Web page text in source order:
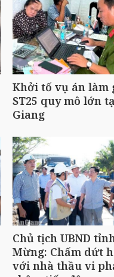
Khởi tố vụ án làm
ST25 quy mô lớn
Giang
Chủ tịch UBND
Mừng: Chấm dứt
với nhà thầu vi